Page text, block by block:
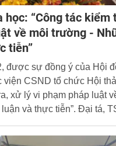
học: “Công tác kiểm
về môi trường -
tiễn”
được sự đồng ý của Hội
viện CSND tổ chức Hội
xử lý vi phạm pháp luật
và thực tiễn”. Đại tá,